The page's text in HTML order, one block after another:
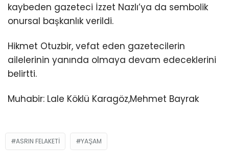
kaybeden gazeteci İzzet Nazlı’ya da sembolik
onursal başkanlık verildi.
Hikmet Otuzbir, vefat eden gazetecilerin
ailelerinin yanında olmaya devam edeceklerini
belirtti.
Muhabir: Lale Köklü Karagöz,Mehmet Bayrak
ASRIN FELAKETI YAŞAM